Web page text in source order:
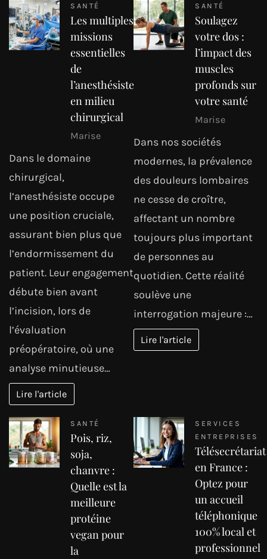
SANTÉ
Les multiples
missions
essentielles
de
l’anesthésiste
en milieu
chirurgical
Marise
Dans le domaine
chirurgical,
l’anesthésiste occupe
une position cruciale,
assurant bien plus que
l’endormissement du
patient. Leur engagement
débute bien avant
l’incision, lors de
l’évaluation
préopératoire, où une
analyse minutieuse…
Lire l'article
SANTÉ
Soulagez
votre dos :
l’impact des
muscles
profonds sur
votre santé
Marise
Dans nos sociétés
modernes, la prévalence
des douleurs lombaires
ne cesse de croître,
affectant un nombre
toujours plus important
de personnes au
quotidien. Cette réalité
soulève une
interrogation majeure :…
Lire l'article
SANTÉ
Pois, riz,
soja,
chanvre :
Quelle est la
meilleure
protéine
vegan pour
la
SERVICES
ENTREPRISES
Télésecrétariat
en France :
Optez pour
un accueil
téléphonique
100% local et
professionnel